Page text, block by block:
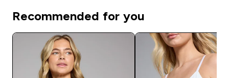
Recommended for you